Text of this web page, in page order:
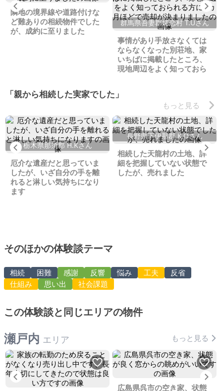
隣地の境界線や道路付けな
ど難ありの相続物件でした
が、成約に至りました
群馬県吾妻郡嬬恋村 T.Uさん
事情があり手放さなくては
ならなくなった別荘地、家
いちばに掲載したところ、
現地周辺をよく知っておら
「親から相続した実家でした」
もっと見る
Previous
栃木県那須郡 H.Kさん
厄介な遺産だと思っていま
したが、いざ自分の手を離
れると淋しい気持ちになり
ます
長野県下伊那郡 K.Oさん
相続した天龍村の土地、詳
細を把握していない状態で
したが、売れました
そのほかの体験談テーマ
相続 困難 感謝 反響 悩み 工夫
反省
仕組み
思い出 社会課題
この体験談と同じエリアの物件
瀬戸内 エリア もっと見る
Previous
広島県呉市の空き家、状態